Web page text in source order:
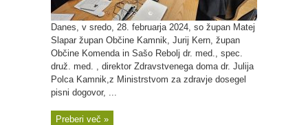
Danes, v sredo, 28. februarja 2024, so župan Matej
Slapar župan Občine Kamnik, Jurij Kern, župan
Občine Komenda in Sašo Rebolj dr. med., spec.
druž. med. , direktor Zdravstvenega doma dr. Julija
Polca Kamnik,z Ministrstvom za zdravje dosegel
pisni dogovor, ...
Preberi več »